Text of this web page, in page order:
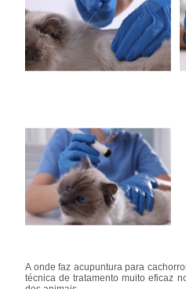
A onde faz acupuntura para
técnica de tratamento muito eficaz